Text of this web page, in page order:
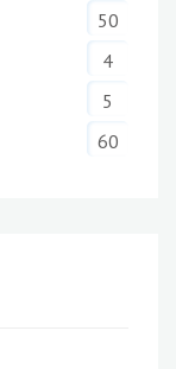
50
4
5
60